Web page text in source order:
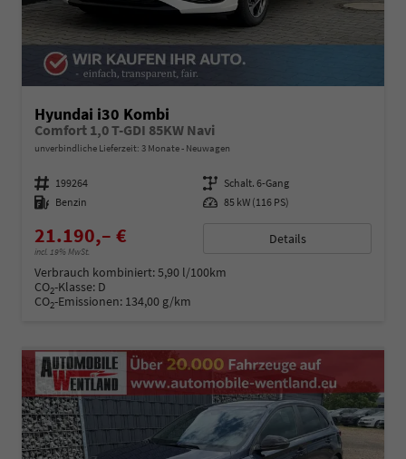
Hyundai i30 Kombi
Comfort 1,0 T-GDI 85KW Navi
unverbindliche Lieferzeit: 3 Monate Neuwagen
Fahrzeugnummer 199264 Getriebe Schalt. 6-Gang
Kraftstoff Benzin Leistung 85 kW (116 PS)
21.190,– €
incl. 19% MwSt.
Details
Verbrauch kombiniert:5,90 l/100km
CO2-Klasse: D
CO2-Emissionen: 134,00 g/km